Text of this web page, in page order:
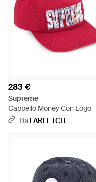
283 €
Supreme
Cappello Money Con Logo -
Rosso
Da FARFETCH